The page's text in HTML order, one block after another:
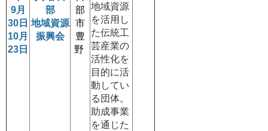
9月
30日
10月
23日
部
地域資源
振興会
部
市
豊
野
地域資源
を活用し
た伝統工
芸産業の
活性化を
目的に活
動してい
る団体。
助成事業
を通じた